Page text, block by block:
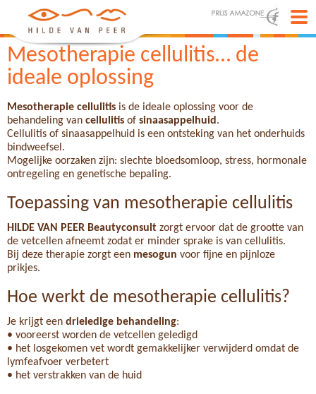
Mesotherapie cellulitis… de
ideale oplossing
Mesotherapie cellulitis is de ideale oplossing voor de
behandeling van cellulitis of sinaasappelhuid .
Cellulitis of sinaasappelhuid is een ontsteking van het onderhuids
bindweefsel.
Mogelijke oorzaken zijn: slechte bloedsomloop, stress, hormonale
ontregeling en genetische bepaling.
Toepassing van mesotherapie cellulitis
HILDE VAN PEER Beautyconsult zorgt ervoor dat de grootte van
de vetcellen afneemt zodat er minder sprake is van cellulitis.
Bij deze therapie zorgt een mesogun voor fijne en pijnloze
prikjes.
Hoe werkt de mesotherapie cellulitis?
Je krijgt een drieledige behandeling:
• vooreerst worden de vetcellen geledigd
• het losgekomen vet wordt gemakkelijker verwijderd omdat de
lymfeafvoer verbetert
• het verstrakken van de huid